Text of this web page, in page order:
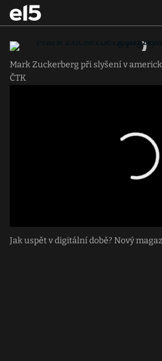
Mark Zuckerberg při slyšení v
ČTK
Jak uspět v digitální době? Nový